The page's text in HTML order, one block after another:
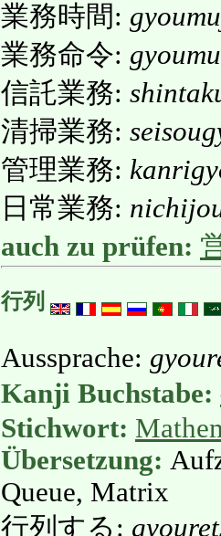
業務時間:
業務命令:
信託業務:
清掃業務:
管理業務:
日常業務:
auch zu prüfen:
行列
Aussprache:
Kanji Buchstabe:
Stichwort:
Übersetzung:
Queue, Matrix
行列する: